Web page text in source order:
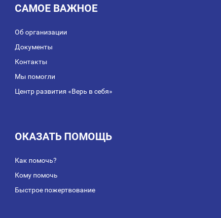
САМОЕ ВАЖНОЕ
Об организации
Документы
Контакты
Мы помогли
Центр развития «Верь в себя»
ОКАЗАТЬ ПОМОЩЬ
Как помочь?
Кому помочь
Быстрое пожертвование